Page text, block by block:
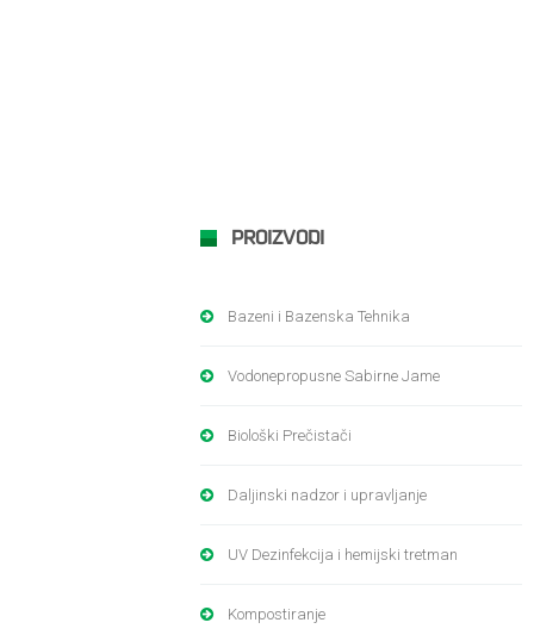
PROIZVODI
Bazeni i Bazenska Tehnika
Vodonepropusne Sabirne Jame
Biološki Prečistači
Daljinski nadzor i upravljanje
UV Dezinfekcija i hemijski tretman
Kompostiranje